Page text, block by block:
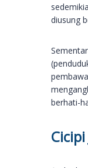
diusung
berhati-